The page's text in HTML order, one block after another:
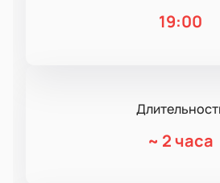
19:00
~ 2 часа